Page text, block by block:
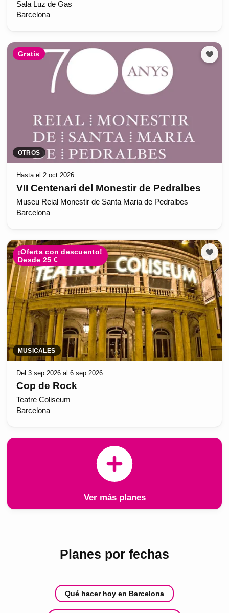
Sala Luz de Gas
Barcelona
Gratis
OTROS
Hasta el 2 oct 2026
VII Centenari del Monestir de Pedralbes
Museu Reial Monestir de Santa Maria de Pedralbes
Barcelona
¡Oferta con descuento!
Desde 25 €
MUSICALES
Del 3 sep 2026 al 6 sep 2026
Cop de Rock
Teatre Coliseum
Barcelona
Ver más planes
Planes por fechas
Qué hacer hoy en Barcelona